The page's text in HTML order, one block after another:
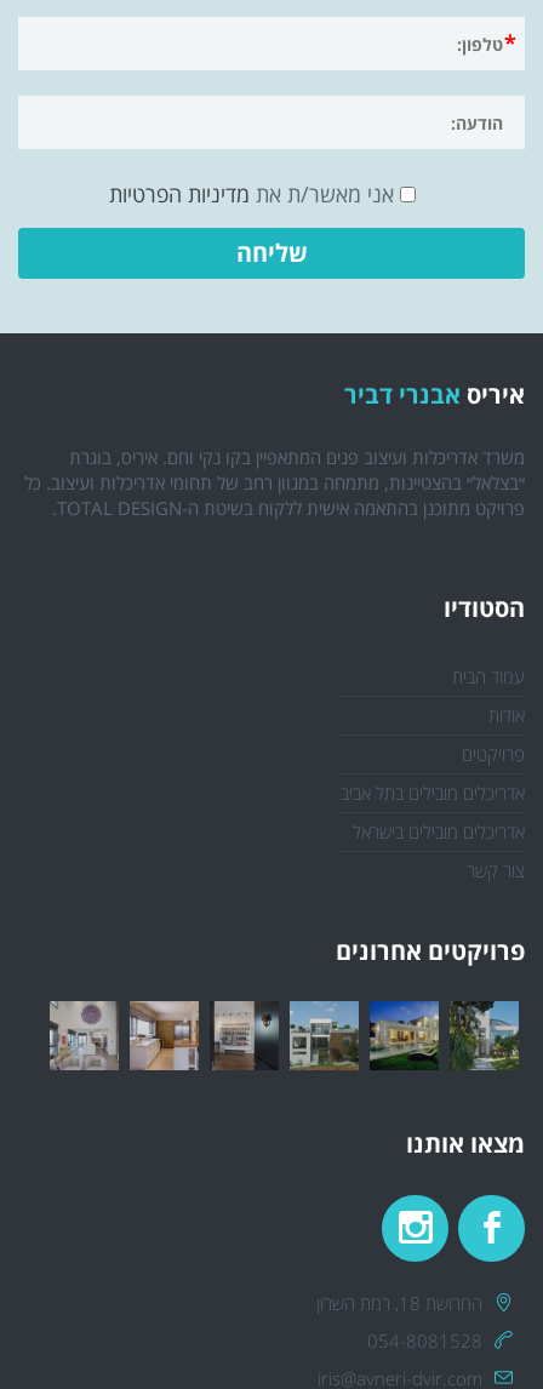
אני מאשר/ת את מדיניות הפרטיות
איריס אבנרי דביר
משרד אדריכלות ועיצוב פנים המתאפיין בקו נקי וחם. איריס, בוגרת
״בצלאל״ בהצטיינות, מתמחה במגוון רחב של תחומי אדריכלות ועיצוב. כל
פרויקט מתוכנן בהתאמה אישית ללקוח בשיטת ה-TOTAL DESIGN.
הסטודיו
עמוד הבית
אודות
פרויקטים
אדריכלים מובילים בתל אביב
אדריכלים מובילים בישראל
צור קשר
פרויקטים אחרונים
מצאו אותנו
החרושת 18, רמת השרון
054-8081528
iris@avneri-dvir.com